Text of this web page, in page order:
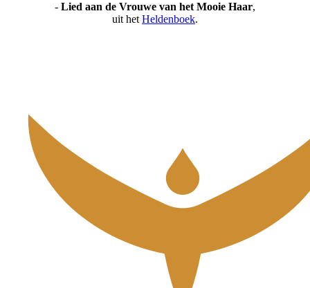
- Lied aan de Vrouwe van het Mooie Haar,
uit het Heldenboek.